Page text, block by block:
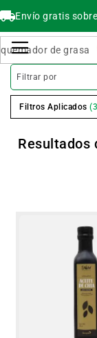
Envío gratis
Resultados
Filtrar por
Filtros Aplicados